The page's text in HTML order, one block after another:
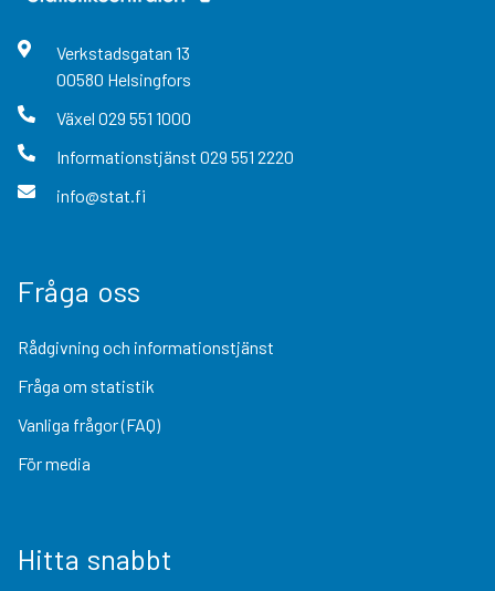
Verkstadsgatan 13
00580 Helsingfors
Växel 029 551 1000
Informationstjänst 029 551 2220
info@stat.fi
Fråga oss
Rådgivning och informationstjänst
Fråga om statistik
Vanliga frågor (FAQ)
För media
Hitta snabbt